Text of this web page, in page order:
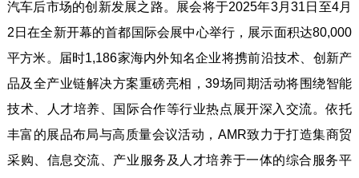
汽车后市场的创新发展之路。展会将于2025年3月31日至4月
2日在全新开幕的首都国际会展中心举行，展示面积达80,000
平方米。届时1,186家海内外知名企业将携前沿技术、创新产
品及全产业链解决方案重磅亮相，39场同期活动将围绕智能
技术、人才培养、国际合作等行业热点展开深入交流。依托
丰富的展品布局与高质量会议活动，AMR致力于打造集商贸
采购、信息交流、产业服务及人才培养于一体的综合服务平